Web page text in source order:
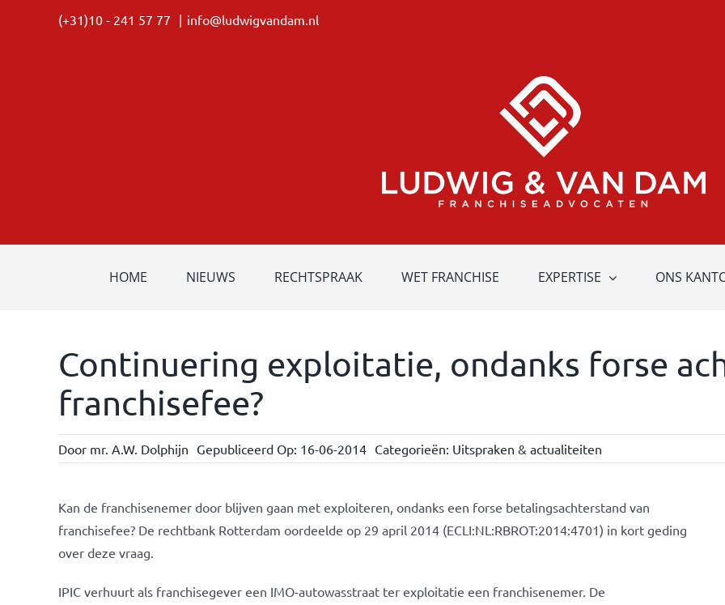
(+31)10 - 241 57 77 | info@ludwigvandam.nl
HOME NIEUWS RECHTSPRAAK WET FRANCHISE EXPERTISE ONS
Continuering exploitatie, ondanks forse
franchisefee?
Door mr. A.W. Dolphijn Gepubliceerd Op: 16-06-2014 Categorieën: Uitspraken & actualiteiten
Kan de franchisenemer door blijven gaan met exploiteren, ondanks een forse betalingsachterstand van
franchisefee? De rechtbank Rotterdam oordeelde op 29 april 2014 (ECLI:NL:RBROT:2014:4701) in kort geding
over deze vraag.
IPIC verhuurt als franchisegever een IMO-autowasstraat ter exploitatie een franchisenemer. De